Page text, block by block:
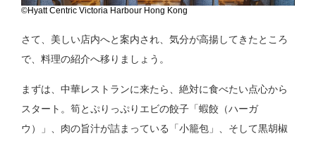
©Hyatt Centric Victoria Harbour Hong Kong
さて、美しい店内へと案内され、気分が高揚してきたところ
で、料理の紹介へ移りましょう。
まずは、中華レストランに来たら、絶対に食べたい点心から
スタート。筍とぷりっぷりエビの餃子「蝦餃（ハーガ
ウ）」、肉の旨汁が詰まっている「小籠包」、そして黒胡椒